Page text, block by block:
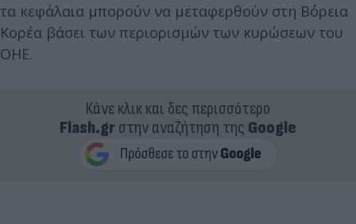
τα κεφάλαια μπορούν να μεταφερθούν στη Βόρεια
Κορέα βάσει των περιορισμών των κυρώσεων του
ΟΗΕ.
Κάνε κλικ και δες περισσότερο
Flash.grστην αναζήτηση της Google